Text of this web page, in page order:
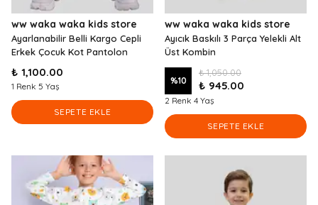
ww waka waka kids store
Ayarlanabilir Belli Kargo Cepli
Erkek Çocuk Kot Pantolon
₺ 1,100.00
1 Renk 5 Yaş
SEPETE EKLE
ww waka waka kids store
Ayıcık Baskılı 3 Parça Yelekli Alt
Üst Kombin
%10
₺ 1,050.00
₺ 945.00
2 Renk 4 Yaş
SEPETE EKLE